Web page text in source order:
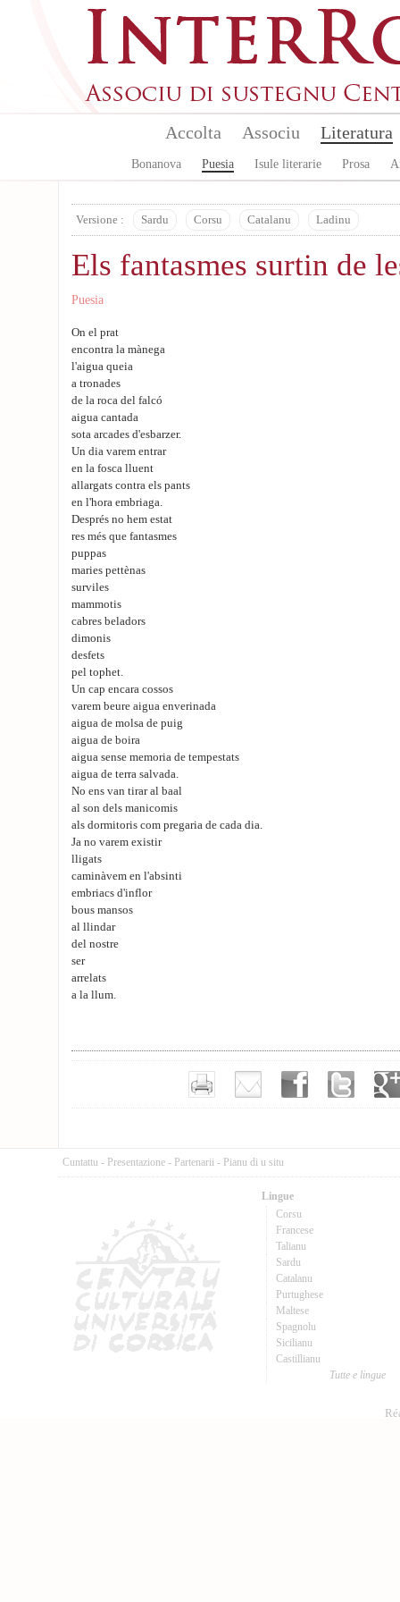
Accolta Associu Literatura
Bonanova Puesia Isule literarie Prosa
Versione : Sardu Corsu Catalanu Ladinu
Els fantasmes surtin de
Puesia
On el prat
encontra la mànega
l'aigua queia
a tronades
de la roca del falcó
aigua cantada
sota arcades d'esbarzer.
Un dia varem entrar
en la fosca lluent
allargats contra els pants
en l'hora embriaga.
Després no hem estat
res més que fantasmes
puppas
maries pettènas
surviles
mammotis
cabres beladors
dimonis
desfets
pel tophet.
Un cap encara cossos
varem beure aigua enverinada
aigua de molsa de puig
aigua de boira
aigua sense memoria de tempestats
aigua de terra salvada.
No ens van tirar al baal
al son dels manicomis
als dormitoris com pregaria de cada dia.
Ja no varem existir
lligats
caminàvem en l'absinti
embriacs d'inflor
bous mansos
al llindar
del nostre
ser
arrelats
a la llum.
Cuntattu - Presentazione - Partenarii - Pianu di u situ
Lingue
Corsu
Francese
Talianu
Sardu
Catalanu
Purtughese
Maltese
Spagnolu
Sicilianu
Castillianu
Tutte e lingue